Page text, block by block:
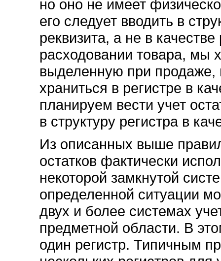
но оно не имеет
его следует вводить в
реквизита, а не в
расходовании товара, мы
выделенную при
храниться в регистре в
планируем вести учет
в структуру регистра в
Из описанных выше
остатков фактически
некоторой замкнутой
определенной ситуации
двух и более системах
предметной области. В
один регистр. Типичным